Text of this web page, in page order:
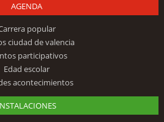
AGENDA
popular
ciudad de valencia
participativos
Edad escolar
acontecimientos